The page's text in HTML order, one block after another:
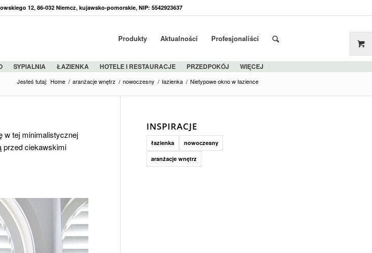
12, 86-032 Niemcz, kujawsko-pomorskie, NIP: 5542923637
Produkty Aktualności Profesjonaliści
SYPIALNIA ŁAZIENKA HOTELE I RESTAURACJE PRZEDPOKÓJ WIĘCEJ
Jesteś tutaj: Home / aranżacje wnętrz / nowoczesny / łazienka / Nietypowe okno w łazience
w tej minimalistycznej
przed ciekawskimi
INSPIRACJE
łazienka nowoczesny
aranżacje wnętrz